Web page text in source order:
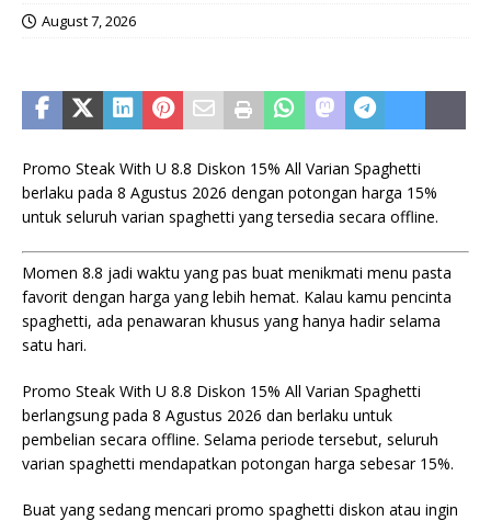
August 7, 2026
Promo Steak With U 8.8 Diskon 15% All Varian Spaghetti
berlaku pada 8 Agustus 2026 dengan potongan harga 15%
untuk seluruh varian spaghetti yang tersedia secara offline.
Momen 8.8 jadi waktu yang pas buat menikmati menu pasta
favorit dengan harga yang lebih hemat. Kalau kamu pencinta
spaghetti, ada penawaran khusus yang hanya hadir selama
satu hari.
Promo Steak With U 8.8 Diskon 15% All Varian Spaghetti
berlangsung pada 8 Agustus 2026 dan berlaku untuk
pembelian secara offline. Selama periode tersebut, seluruh
varian spaghetti mendapatkan potongan harga sebesar 15%.
Buat yang sedang mencari promo spaghetti diskon atau ingin